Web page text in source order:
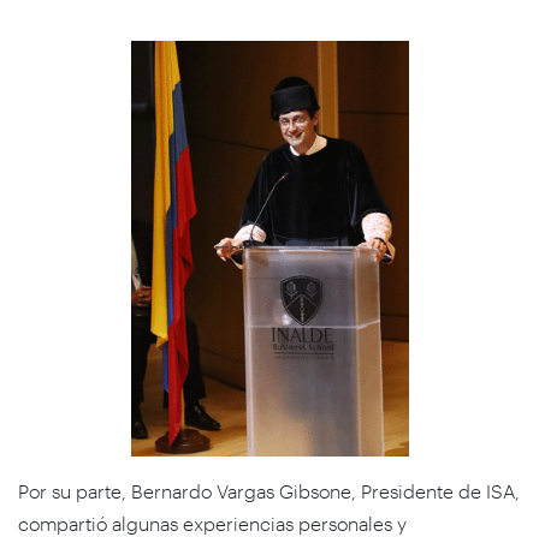
Por su parte, Bernardo Vargas Gibsone, Presidente de ISA,
compartió algunas experiencias personales y